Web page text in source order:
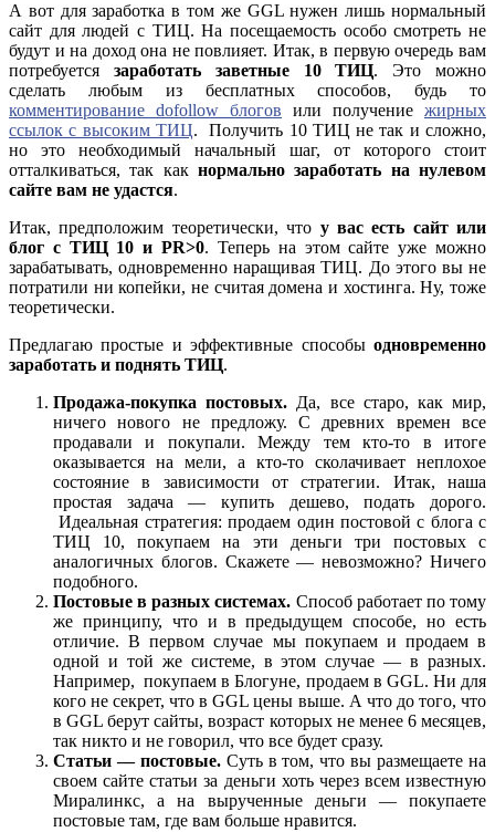
А вот для заработка в том же GGL нужен лишь нормальный
сайт для людей с ТИЦ. На посещаемость особо смотреть не
будут и на доход она не повлияет. Итак, в первую очередь вам
потребуется заработать заветные 10 ТИЦ. Это можно
сделать любым из бесплатных способов, будь то
комментирование dofollow блогов или получение жирных
ссылок с высоким ТИЦ. Получить 10 ТИЦ не так и сложно,
но это необходимый начальный шаг, от которого стоит
отталкиваться, так как нормально заработать на нулевом
сайте вам не удастся.
Итак, предположим теоретически, что у вас есть сайт или
блог с ТИЦ 10 и PR>0. Теперь на этом сайте уже можно
зарабатывать, одновременно наращивая ТИЦ. До этого вы не
потратили ни копейки, не считая домена и хостинга. Ну, тоже
теоретически.
Предлагаю простые и эффективные способы одновременно
заработать и поднять ТИЦ.
Продажа-покупка постовых. Да, все старо, как мир,
ничего нового не предложу. С древних времен все
продавали и покупали. Между тем кто-то в итоге
оказывается на мели, а кто-то сколачивает неплохое
состояние в зависимости от стратегии. Итак, наша
простая задача — купить дешево, подать дорого.
Идеальная стратегия: продаем один постовой с блога с
ТИЦ 10, покупаем на эти деньги три постовых с
аналогичных блогов. Скажете — невозможно? Ничего
подобного.
Постовые в разных системах. Способ работает по тому
же принципу, что и в предыдущем способе, но есть
отличие. В первом случае мы покупаем и продаем в
одной и той же системе, в этом случае — в разных.
Например, покупаем в Блогуне, продаем в GGL. Ни для
кого не секрет, что в GGL цены выше. А что до того, что
в GGL берут сайты, возраст которых не менее 6 месяцев,
так никто и не говорил, что все будет сразу.
Статьи — постовые.Суть в том, что вы размещаете на
своем сайте статьи за деньги хоть через всем известную
Миралинкс, а на вырученные деньги — покупаете
постовые там, где вам больше нравится.